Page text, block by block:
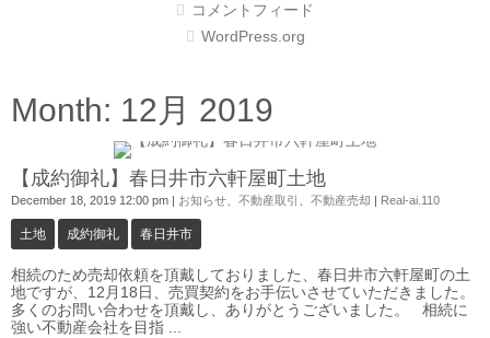
コメントフィード
WordPress.org
Month: 12月 2019
【成約御礼】春日井市六軒屋町土地
December 18, 2019 12:00 pm お知らせ 不動産取引 不動産売却 Real-ai.110
土地 成約御礼 春日井市
相続のため売却依頼を頂戴しておりました、春日井市六軒屋町の土
地ですが、12月18日、売買契約をお手伝いさせていただきました。
多くのお問い合わせを頂戴し、ありがとうございました。 相続に
強い不動産会社を目指 ...